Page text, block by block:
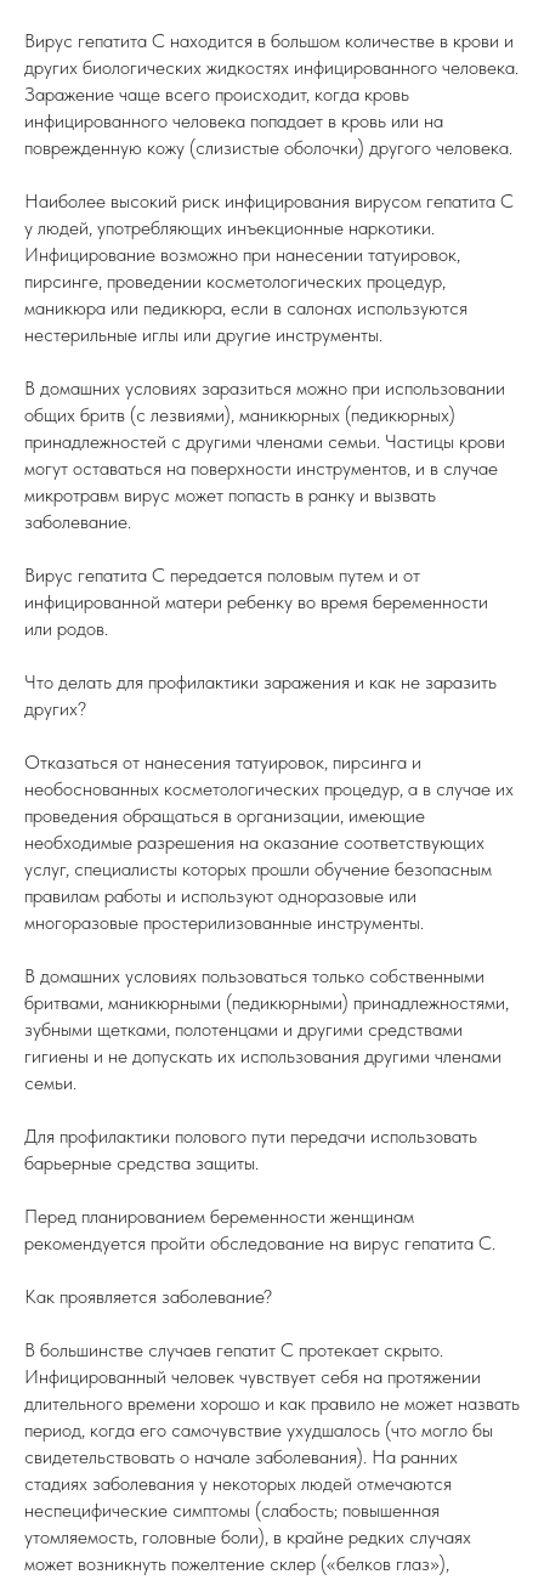
Вирус гепатита С находится в большом количестве в крови и
других биологических жидкостях инфицированного человека.
Заражение чаще всего происходит, когда кровь
инфицированного человека попадает в кровь или на
поврежденную кожу (слизистые оболочки) другого человека.
Наиболее высокий риск инфицирования вирусом гепатита С
у людей, употребляющих инъекционные наркотики.
Инфицирование возможно при нанесении татуировок,
пирсинге, проведении косметологических процедур,
маникюра или педикюра, если в салонах используются
нестерильные иглы или другие инструменты.
В домашних условиях заразиться можно при использовании
общих бритв (с лезвиями), маникюрных (педикюрных)
принадлежностей с другими членами семьи. Частицы крови
могут оставаться на поверхности инструментов, и в случае
микротравм вирус может попасть в ранку и вызвать
заболевание.
Вирус гепатита С передается половым путем и от
инфицированной матери ребенку во время беременности
или родов.
Что делать для профилактики заражения и как не заразить
других?
Отказаться от нанесения татуировок, пирсинга и
необоснованных косметологических процедур, а в случае их
проведения обращаться в организации, имеющие
необходимые разрешения на оказание соответствующих
услуг, специалисты которых прошли обучение безопасным
правилам работы и используют одноразовые или
многоразовые простерилизованные инструменты.
В домашних условиях пользоваться только собственными
бритвами, маникюрными (педикюрными) принадлежностями,
зубными щетками, полотенцами и другими средствами
гигиены и не допускать их использования другими членами
семьи.
Для профилактики полового пути передачи использовать
барьерные средства защиты.
Перед планированием беременности женщинам
рекомендуется пройти обследование на вирус гепатита С.
Как проявляется заболевание?
В большинстве случаев гепатит С протекает скрыто.
Инфицированный человек чувствует себя на протяжении
длительного времени хорошо и как правило не может назвать
период, когда его самочувствие ухудшалось (что могло бы
свидетельствовать о начале заболевания). На ранних
стадиях заболевания у некоторых людей отмечаются
неспецифические симптомы (слабость; повышенная
утомляемость, головные боли), в крайне редких случаях
может возникнуть пожелтение склер («белков глаз»),